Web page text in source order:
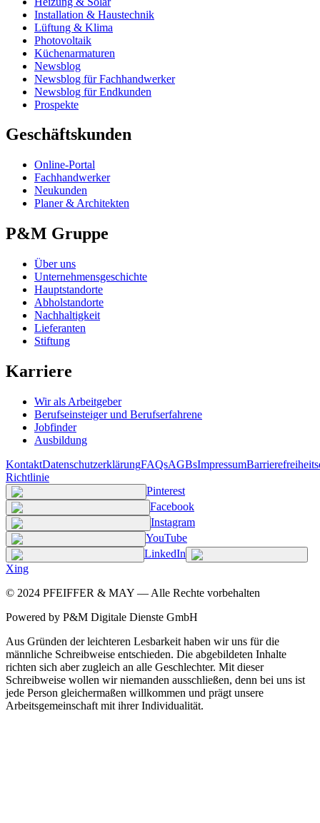
Installation & Haustechnik
Lüftung & Klima
Photovoltaik
Küchenarmaturen
Newsblog
Newsblog für Fachhandwerker
Newsblog für Endkunden
Prospekte
Geschäftskunden
Online-Portal
Fachhandwerker
Neukunden
Planer & Architekten
P&M Gruppe
Über uns
Unternehmensgeschichte
Hauptstandorte
Abholstandorte
Nachhaltigkeit
Lieferanten
Stiftung
Karriere
Wir als Arbeitgeber
Berufseinsteiger und Berufserfahrene
Jobfinder
Ausbildung
KontaktDatenschutzerklärungFAQsAGBsImpressum
Richtlinie
Pinterest
Facebook
Instagram
YouTube
LinkedIn
Xing
© 2024 PFEIFFER & MAY — Alle Rechte vorbehalten
Powered by P&M Digitale Dienste GmbH
Aus Gründen der leichteren Lesbarkeit haben wir uns für die
männliche Schreibweise entschieden. Die abgebildeten Inhalte
richten sich aber zugleich an alle Geschlechter. Mit dieser
Schreibweise wollen wir niemanden ausschließen, denn bei uns ist
jede Person gleichermaßen willkommen und prägt unsere
Arbeitsgemeinschaft mit ihrer Individualität.